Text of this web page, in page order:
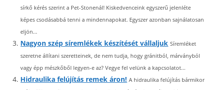
sírkő kérés szerint a Pet-Stonenál! Kiskedvenceink egyszerű jelenléte
képes csodásabbá tenni a mindennapokat. Egyszer azonban sajnálatosan
eljön...
Nagyon szép síremlékek készítését vállaljuk Síremléket
szeretne állítani szeretteinek, de nem tudja, hogy gránitból, márványból
vagy épp mészkőből legyen-e az? Vegye fel velünk a kapcsolatot...
Hidraulika felújítás remek áron! A hidraulika felújítás bármikor